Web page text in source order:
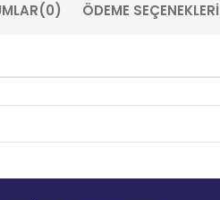
(0) ÖDEME SEÇENEKLERI